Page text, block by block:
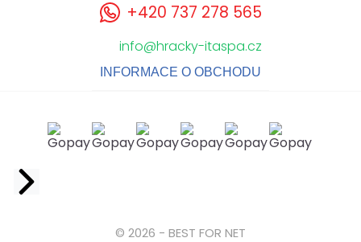
+420 737 278 565
info@hracky-itaspa.cz
INFORMACE O OBCHODU
© 2026 - BEST FOR NET